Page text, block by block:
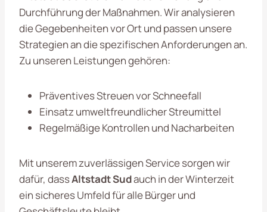
Durchführung der Maßnahmen. Wir analysieren
die Gegebenheiten vor Ort und passen unsere
Strategien an die spezifischen Anforderungen an.
Zu unseren Leistungen gehören:
Präventives Streuen vor Schneefall
Einsatz umweltfreundlicher Streumittel
Regelmäßige Kontrollen und Nacharbeiten
Mit unserem zuverlässigen Service sorgen wir
dafür, dassAltstadt Sudauch in der Winterzeit
ein sicheres Umfeld für alle Bürger und